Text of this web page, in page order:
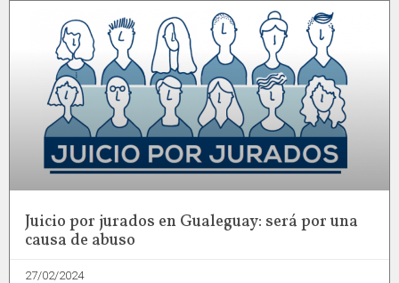
Juicio por jurados en Gualeguay: será por una
causa de abuso
27/02/2024